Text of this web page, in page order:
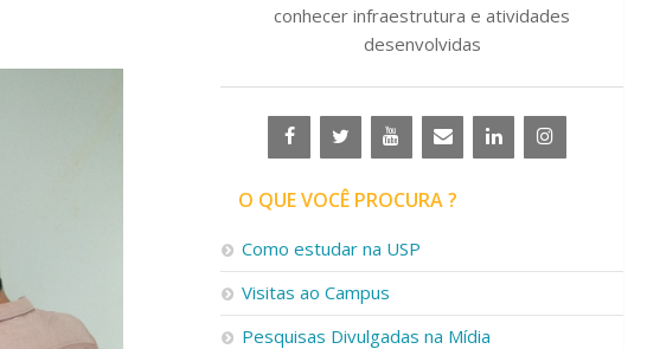
conhecer infraestrutura e atividades
desenvolvidas
O QUE VOCÊ PROCURA ?
Como estudar na USP
Visitas ao Campus
Pesquisas Divulgadas na Mídia